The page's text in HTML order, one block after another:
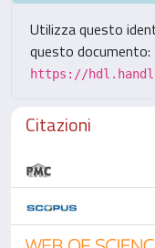
Utilizza questo
questo documento:
https://
Citazioni